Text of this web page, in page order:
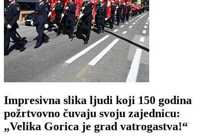
Impresivna slika ljudi koji 150 godina
požrtvovno čuvaju svoju zajednicu:
„Velika Gorica je grad vatrogastva!“